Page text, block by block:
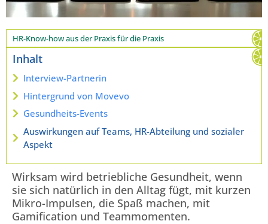
HR-Know-how aus der Praxis für die Praxis
Inhalt
Interview-Partnerin
Hintergrund von Movevo
Gesundheits-Events
Auswirkungen auf Teams, HR-Abteilung und sozialer
Aspekt
Wirksam wird betriebliche Gesundheit, wenn
sie sich natürlich in den Alltag fügt, mit kurzen
Mikro-Impulsen, die Spaß machen, mit
Gamification und Teammomenten.